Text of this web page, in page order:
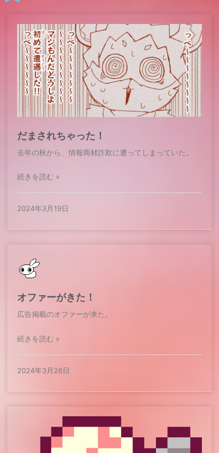
だまされちゃった！
去年の秋から、情報商材詐欺に遭ってしまっていた。
続きを読む »
2024年3月19日
オファーがきた！
広告掲載のオファーが来た。
続きを読む »
2024年3月26日